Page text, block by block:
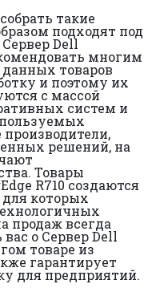
такие
подходят под
Dell
многим
товаров
и поэтому их
с массой
систем и
решений, на
Товары
R710 создаются
которых
продаж всегда
о Сервер Dell
товаре из
гарантирует
для предприятий.